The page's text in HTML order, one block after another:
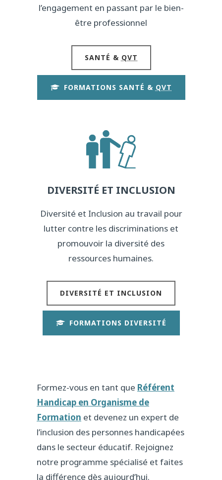
l’engagement en passant par le bien-
être professionnel
SANTÉ & QVT
FORMATIONS SANTÉ & QVT
DIVERSITÉ ET INCLUSION
Diversité et Inclusion au travail pour
lutter contre les discriminations et
promouvoir la diversité des
ressources humaines.
DIVERSITÉ ET INCLUSION
FORMATIONS DIVERSITÉ
Formez-vous en tant que Référent
Handicap en Organisme de
Formation et devenez un expert de
l’inclusion des personnes handicapées
dans le secteur éducatif. Rejoignez
notre programme spécialisé et faites
la différence dès aujourd’hui.